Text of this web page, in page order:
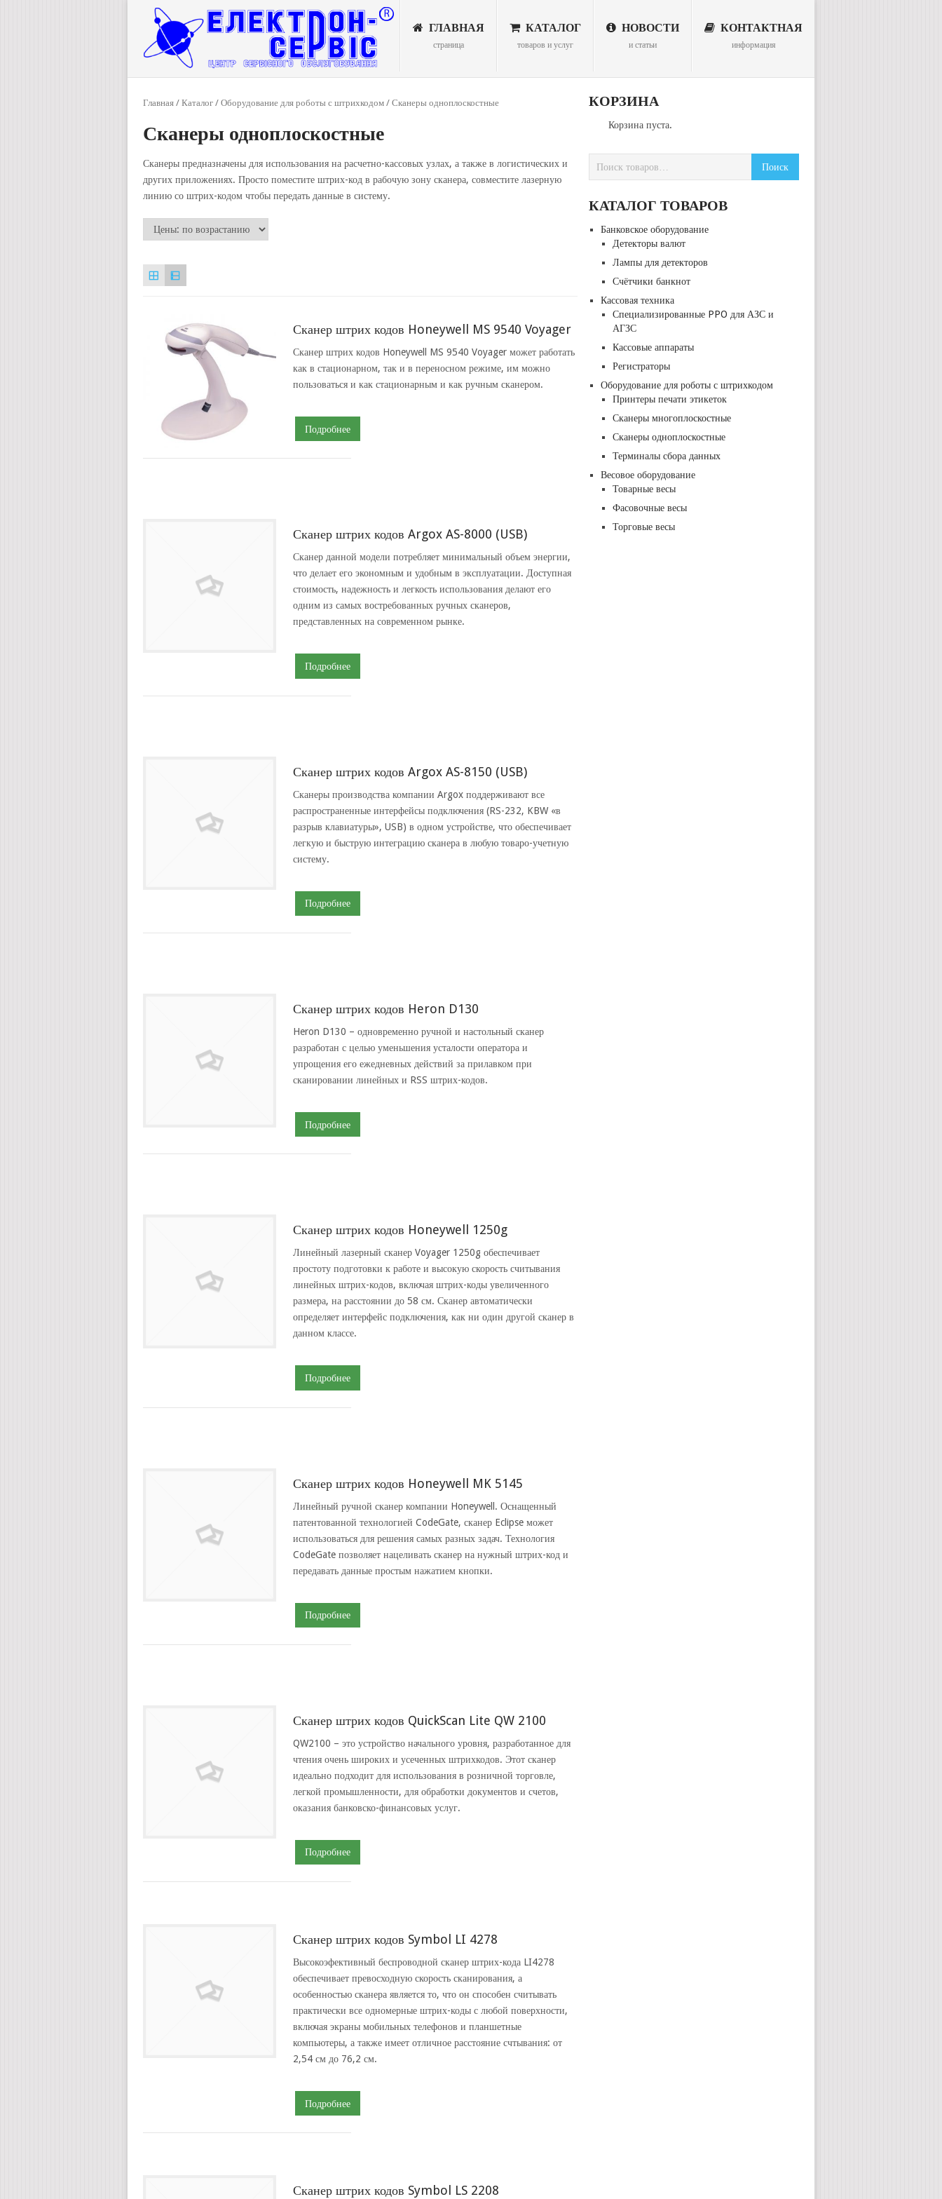
ГЛАВНАЯ
страница
КАТАЛОГ
товаров и услуг
НОВОСТИ
и статьи
КОНТАКТНАЯ
информация
Главная/ Каталог/ Оборудование для роботы с штрихкодом/ Сканеры одноплоскостные
Сканеры одноплоскостные
Сканеры предназначены для использования на расчетно-кассовых узлах, а также в логистических и
других приложениях. Просто поместите штрих-код в рабочую зону сканера, совместите лазерную
линию со штрих-кодом чтобы передать данные в систему.
Сканер штрих кодов Honeywell MS 9540 Voyager
Сканер штрих кодов Honeywell MS 9540 Voyager может работать
как в стационарном, так и в переносном режиме, им можно
пользоваться и как стационарным и как ручным сканером.
Подробнее
Сканер штрих кодов Argox AS-8000 (USB)
Сканер данной модели потребляет минимальный объем энергии,
что делает его экономным и удобным в эксплуатации. Доступная
стоимость, надежность и легкость использования делают его
одним из самых востребованных ручных сканеров,
представленных на современном рынке.
Подробнее
Сканер штрих кодов Argox AS-8150 (USB)
Сканеры производства компании Argox поддерживают все
распространенные интерфейсы подключения (RS-232, KBW «в
разрыв клавиатуры», USB) в одном устройстве, что обеспечивает
легкую и быструю интеграцию сканера в любую товаро-учетную
систему.
Подробнее
Сканер штрих кодов Heron D130
Heron D130 – одновременно ручной и настольный сканер
разработан с целью уменьшения усталости оператора и
упрощения его ежедневных действий за прилавком при
сканировании линейных и RSS штрих-кодов.
Подробнее
Сканер штрих кодов Honeywell 1250g
Линейный лазерный сканер Voyager 1250g обеспечивает
простоту подготовки к работе и высокую скорость считывания
линейных штрих-кодов, включая штрих-коды увеличенного
размера, на расстоянии до 58 см. Сканер автоматически
определяет интерфейс подключения, как ни один другой сканер в
данном классе.
Подробнее
Сканер штрих кодов Honeywell MK 5145
Линейный ручной сканер компании Honeywell. Оснащенный
патентованной технологией CodeGate, сканер Eclipse может
использоваться для решения самых разных задач. Технология
CodeGate позволяет нацеливать сканер на нужный штрих-код и
передавать данные простым нажатием кнопки.
Подробнее
Сканер штрих кодов QuickScan Lite QW 2100
QW2100 – это устройство начального уровня, разработанное для
чтения очень широких и усеченных штрихкодов. Этот сканер
идеально подходит для использования в розничной торговле,
легкой промышленности, для обработки документов и счетов,
оказания банковско-финансовых услуг.
Подробнее
Сканер штрих кодов Symbol LI 4278
Высокоэфективный беспроводной сканер штрих-кода LI4278
обеспечивает превосходную скорость сканирования, а
особенностью сканера является то, что он способен считывать
практически все одномерные штрих-коды с любой поверхности,
включая экраны мобильных телефонов и планшетные
компьютеры, а также имеет отличное расстояние счтывания: от
2,54 см до 76,2 см.
Подробнее
Сканер штрих кодов Symbol LS 2208
КОРЗИНА
Корзина пуста.
КАТАЛОГ ТОВАРОВ
Банковское оборудование
Детекторы валют
Лампы для детекторов
Счётчики банкнот
Кассовая техника
Специализированные PPO для АЗС и
АГЗС
Кассовые аппараты
Регистраторы
Оборудование для роботы с штрихкодом
Принтеры печати этикеток
Сканеры многоплоскостные
Сканеры одноплоскостные
Терминалы сбора данных
Весовое оборудование
Товарные весы
Фасовочные весы
Торговые весы